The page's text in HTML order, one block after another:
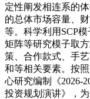
定性阐发相连系的
的总体市场容量、
等。科学利用SCP
矩阵等研究模子取
策、合作款式、手
和等相关要素。按
心研究编制《2026-
投资规划演讲》，